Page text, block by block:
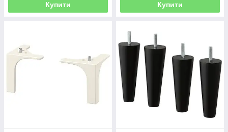
Купити Купити